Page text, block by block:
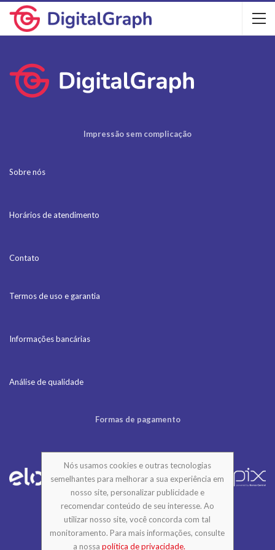
Impressão sem complicação
Sobre nós
Horários de atendimento
Contato
Termos de uso e garantia
Informações bancárias
Análise de qualidade
Formas de pagamento
© 2026 - DigitalGraph. All Rights Reserved.
Nós usamos cookies e outras tecnologias
semelhantes para melhorar a sua experiência em
nosso site, personalizar publicidade e
recomendar conteúdo de seu interesse. Ao
utilizar nosso site, você concorda com tal
monitoramento. Para mais informações, consulte
a nossa política de privacidade.